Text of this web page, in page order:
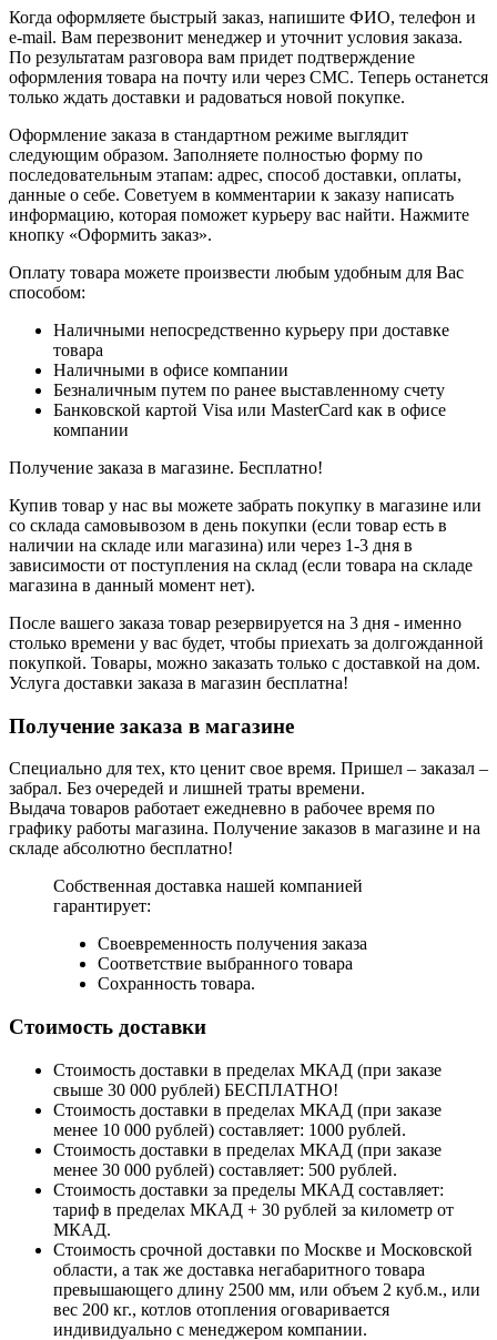
Когда оформляете быстрый заказ, напишите ФИО, телефон и
e-mail. Вам перезвонит менеджер и уточнит условия заказа.
По результатам разговора вам придет подтверждение
оформления товара на почту или через СМС. Теперь останется
только ждать доставки и радоваться новой покупке.
Оформление заказа в стандартном режиме выглядит
следующим образом. Заполняете полностью форму по
последовательным этапам: адрес, способ доставки, оплаты,
данные о себе. Советуем в комментарии к заказу написать
информацию, которая поможет курьеру вас найти. Нажмите
кнопку «Оформить заказ».
Оплату товара можете произвести любым удобным для Вас
способом:
Наличными непосредственно курьеру при доставке
товара
Наличными в офисе компании
Безналичным путем по ранее выставленному счету
Банковской картой Visa или MasterCard как в офисе
компании
Получение заказа в магазине. Бесплатно!
Купив товар у нас вы можете забрать покупку в магазине или
со склада самовывозом в день покупки (если товар есть в
наличии на складе или магазина) или через 1-3 дня в
зависимости от поступления на склад (если товара на складе
магазина в данный момент нет).
После вашего заказа товар резервируется на 3 дня - именно
столько времени у вас будет, чтобы приехать за долгожданной
покупкой. Товары, можно заказать только с доставкой на дом.
Услуга доставки заказа в магазин бесплатна!
Получение заказа в магазине
Специально для тех, кто ценит свое время. Пришел – заказал –
забрал. Без очередей и лишней траты времени.
Выдача товаров работает ежедневно в рабочее время по
графику работы магазина. Получение заказов в магазине и на
складе абсолютно бесплатно!
Собственная доставка нашей компанией
гарантирует:
Своевременность получения заказа
Соответствие выбранного товара
Сохранность товара.
Стоимость доставки
Стоимость доставки в пределах МКАД (при заказе
свыше 30 000 рублей) БЕСПЛАТНО!
Стоимость доставки в пределах МКАД (при заказе
менее 10 000 рублей) составляет: 1000 рублей.
Стоимость доставки в пределах МКАД (при заказе
менее 30 000 рублей) составляет: 500 рублей.
Стоимость доставки за пределы МКАД составляет:
тариф в пределах МКАД + 30 рублей за километр от
МКАД.
Стоимость срочной доставки по Москве и Московской
области, а так же доставка негабаритного товара
превышающего длину 2500 мм, или объем 2 куб.м., или
вес 200 кг., котлов отопления оговаривается
индивидуально с менеджером компании.